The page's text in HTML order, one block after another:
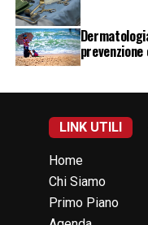
LINK UTILI
Home
Chi Siamo
Primo Piano